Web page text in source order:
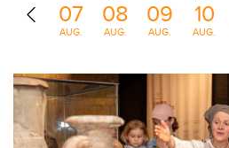
07
AUG.
08
AUG.
09
AUG.
10
AUG.